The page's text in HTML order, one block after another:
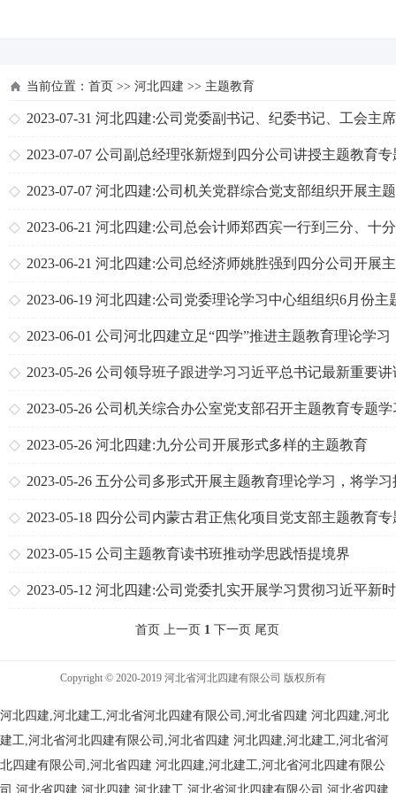
当前位置： 首页 >> 河北四建 >> 主题教育
2023-07-31 河北四建:公司党委副书记、纪委书记、工会主
怀生到三分公司保定火来顺项目部检查指导工作
2023-07-07 公司副总经理张新煜到四分公司讲授主题教育专
课
2023-07-07 河北四建:公司机关党群综合党支部组织开展主
育专题党课
2023-06-21 河北四建:公司总会计师郑西宾一行到三分、十
司开展主题教育“业财法”一体化管理专题调研
2023-06-21 河北四建:公司总经济师姚胜强到四分公司开展
教育重点项目结算专题调研
2023-06-19 河北四建:公司党委理论学习中心组组织6月份主
育集中学习
2023-06-01 公司河北四建立足“四学”推进主题教育理论学习
2023-05-26 公司领导班子跟进学习习近平总书记最新重要讲
神等
2023-05-26 公司机关综合办公室党支部召开主题教育专题学
2023-05-26 河北四建:九分公司开展形式多样的主题教育
2023-05-26 五分公司多形式开展主题教育理论学习，将学习
深入
2023-05-18 四分公司内蒙古君正焦化项目党支部主题教育专
课开讲啦！
2023-05-15 公司主题教育读书班推动学思践悟提境界
2023-05-12 河北四建:公司党委扎实开展学习贯彻习近平新
中国特色社会主义思想主题教育
首页 上一页 1 下一页 尾页
Copyright © 2020-2019 河北省河北四建有限公司 版权所有
河北四建,河北建工,河北省河北四建有限公司,河北省四建 河北四建,河北
建工,河北省河北四建有限公司,河北省四建 河北四建,河北建工,河北省河
北四建有限公司,河北省四建 河北四建,河北建工,河北省河北四建有限公
司,河北省四建 河北四建,河北建工,河北省河北四建有限公司,河北省四建